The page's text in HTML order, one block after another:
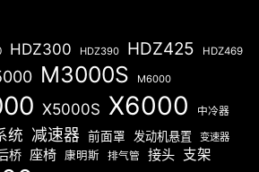
HDZ300 HDZ390 HDZ425 HDZ469
M3000S M6000
X5000S X6000 中冷器
统 减速器 前面罩 发动机悬置 变速器
桥 座椅 康明斯 排气管 接头 支架